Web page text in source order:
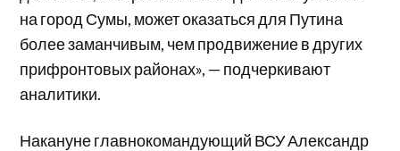
на город Сумы, может оказаться для Путина
более заманчивым, чем продвижение в других
прифронтовых районах», — подчеркивают
аналитики.
Накануне главнокомандующий ВСУ Александр